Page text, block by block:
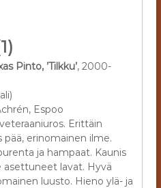
Pinto, ’Tilkku’, 2000-
Espoo
Erittäin
pää, erinomainen ilme.
ja hampaat. Kaunis
asettuneet lavat. Hyvä
luusto. Hieno ylä- ja